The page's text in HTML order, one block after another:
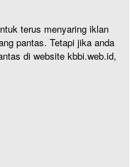
terus menyaring iklan
pantas. Tetapi jika anda
di website kbbi.web.id,